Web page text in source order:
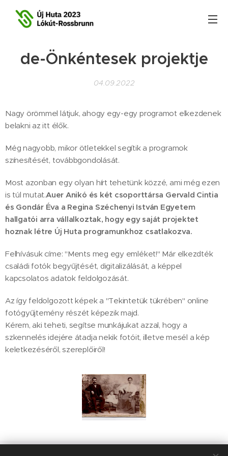
de-Önkéntesek projektje
04.09.2022
Nagy örömmel látjuk, ahogy egy-egy programot elkezdenek
belakni az itt élők.
Még nagyobb, mikor ötletekkel segítik a programok
színesítését, továbbgondolását.
Most azonban egy olyan hírt tehetünk közzé, ami még ezen
is túl mutat.Auer Anikó és két csoporttársa Gervald Cintia
és Gondár Éva a Regina Széchenyi István Egyetem
hallgatói arra vállalkoztak, hogy egy saját projektet
hoznak létre Új Huta programunkhoz csatlakozva.
Felhívásuk címe: "Ments meg egy emléket!" Már elkezdték
családi fotók begyűjtését, digitalizálását, a képpel
kapcsolatos adatok feldolgozását.
Az így feldolgozott képek a "Tekintetük tükrében" online
fotógyűjtemény részét képezik majd.
Kérem, aki teheti, segítse munkájukat azzal, hogy a
szkennelés idejére átadja nekik fotóit, illetve mesél a kép
keletkezéséről, szereplőiről!